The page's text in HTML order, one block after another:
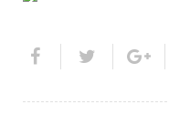
КОНТАКТЫ